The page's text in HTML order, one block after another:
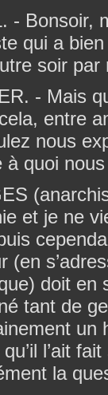
- Bonsoir,
qui a
soir
- Mais
entre
nous
à quoi
et je ne
(en
doit en
tant de
un
l’ait
la